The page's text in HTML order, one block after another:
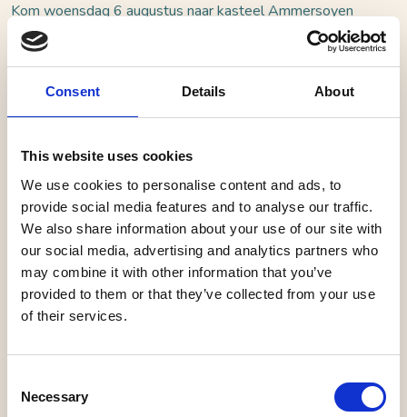
Consent Details About
This website uses cookies
We use cookies to personalise content and ads, to
provide social media features and to analyse our traffic.
We also share information about your use of our site with
our social media, advertising and analytics partners who
may combine it with other information that you’ve
provided to them or that they’ve collected from your use
of their services.
Selection
Necessary
Kom woensdag 6 augustus naar kasteel Ammersoyen
en ontwerp en maak je eigen wapenschild! De kinderen
krijgen een korte tour door het kasteel langs
voorbeelden van familiewapens op oude schilderijen. Ze
krijgen uitleg over wat een wapenschild is en de
wapenschild ontwerpen en op een echt houten schild
maken (er wordt geen verf gebruikt). Welke kleuren
gebruik je en welke symbolen passen goed bij jouw
familienaam? Maak er helemaal je eigen kunstwerk van!
Natuurlijk neem je na afloop je wapenschild mee naar
huis. Goed om te weten: • Deze workshop is alleen
geschikt voor kinderen van 6 t\/m 12 jaar. • Het ticket is
van de workshop kunnen jullie het kasteel bezichtigen.